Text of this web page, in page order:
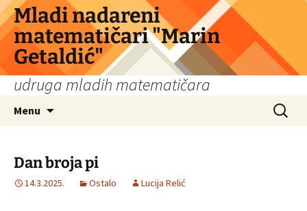
Skip
to
content
Mladi nadareni
matematičari "Marin
Getaldić"
udruga mladih matematičara
Menu
Search
for:
Dan broja pi
14.3.2025. Ostalo Lucija Relić